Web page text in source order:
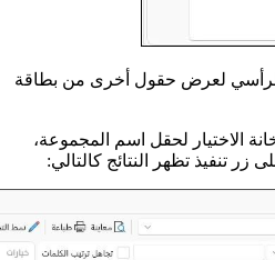
لعرض حقول أخرى من بطاقة
الاختيار لحقل اسم المجموعة،
زر تنفيذ تظهر النتائج كالتالي: